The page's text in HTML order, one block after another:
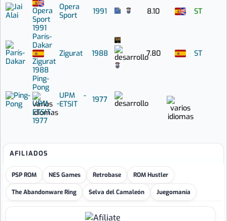
Opera
Sport
1991
Opera
Sport
1991 8.10 ST
París-
Dakar
Zigurat
1988
Zigurat 1988 7.80 ST
Ping-
Pong
UPM -
ETSIT
1977
UPM -
ETSIT
1977
AFILIADOS
PSP ROM NES Games Retrobase ROM Hustler
The Abandonware Ring Selva del Camaleón Juegomanía